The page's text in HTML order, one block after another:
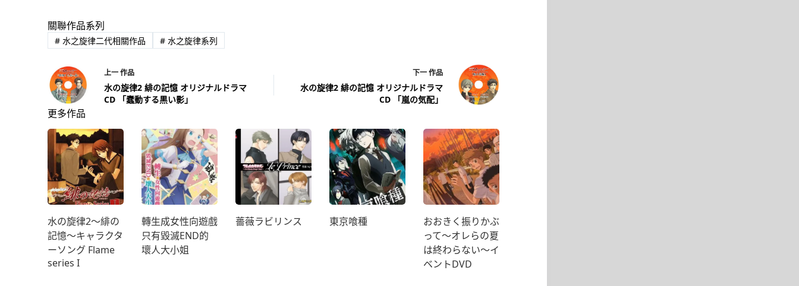
關聯作品系列
#水之旋律二代相關作品 #水之旋律系列
上一作品
水の旋律2 緋の記憶 オリジナルドラマ
CD 「蠢動する黒い影」
下一作品
水の旋律2 緋の記憶 オリジナルドラマ
CD 「嵐の気配」
更多作品
水の旋律2～緋の
記憶～キャラクタ
ーソング Flame
series I
轉生成女性向遊戲
只有毀滅END的
壞人大小姐
薔薇ラビリンス 東京喰種
おおきく振りかぶ
って～オレらの夏
は終わらない～イ
ベントDVD